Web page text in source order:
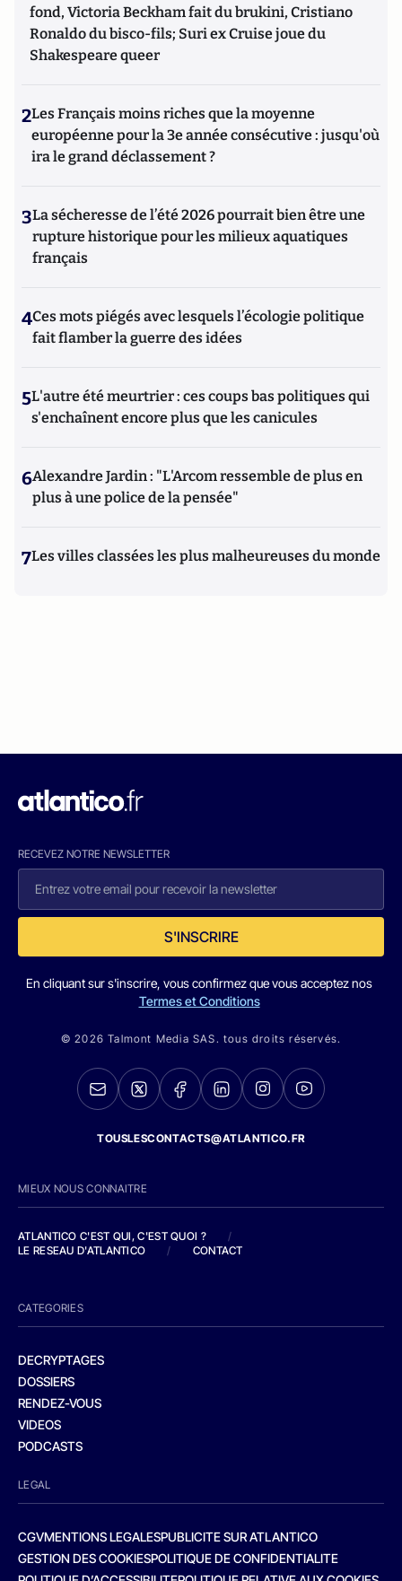
fond, Victoria Beckham fait du brukini, Cristiano
Ronaldo du bisco-fils; Suri ex Cruise joue du
Shakespeare queer
2Les Français moins riches que la moyenne
européenne pour la 3e année consécutive : jusqu'où
ira le grand déclassement ?
3La sécheresse de l’été 2026 pourrait bien être une
rupture historique pour les milieux aquatiques
français
4Ces mots piégés avec lesquels l’écologie politique
fait flamber la guerre des idées
5L'autre été meurtrier : ces coups bas politiques qui
s'enchaînent encore plus que les canicules
6Alexandre Jardin : "L'Arcom ressemble de plus en
plus à une police de la pensée"
7Les villes classées les plus malheureuses du monde
RECEVEZ NOTRE NEWSLETTER
S'INSCRIRE
En cliquant sur s'inscrire, vous confirmez que vous acceptez nos
Termes et Conditions
© 2026 Talmont Media SAS. tous droits réservés.
TOUSLESCONTACTS@ATLANTICO.FR
MIEUX NOUS CONNAITRE
ATLANTICO C'EST QUI, C'EST QUOI ?
/
LE RESEAU D'ATLANTICO
/ CONTACT
CATEGORIES
DECRYPTAGES
DOSSIERS
RENDEZ-VOUS
VIDEOS
PODCASTS
LEGAL
CGVMENTIONS LEGALESPUBLICITE SUR ATLANTICO
GESTION DES COOKIESPOLITIQUE DE CONFIDENTIALITE